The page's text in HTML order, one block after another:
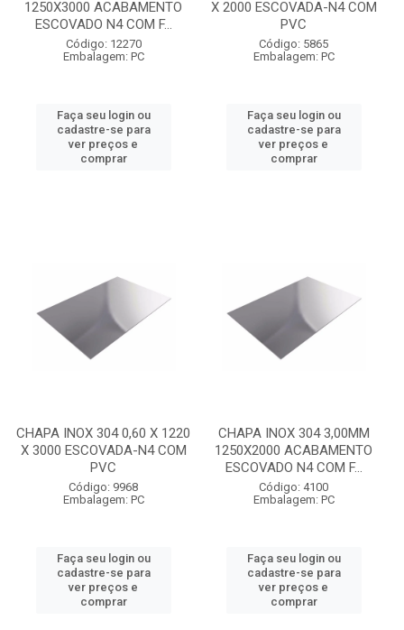
1250X3000 ACABAMENTO
ESCOVADO N4 COM F...
Código: 12270
Embalagem: PC
Faça seu login ou
cadastre-se para
ver preços e
comprar
X 2000 ESCOVADA-N4 COM
PVC
Código: 5865
Embalagem: PC
Faça seu login ou
cadastre-se para
ver preços e
comprar
CHAPA INOX 304 0,60 X 1220
X 3000 ESCOVADA-N4 COM
PVC
Código: 9968
Embalagem: PC
Faça seu login ou
cadastre-se para
ver preços e
comprar
CHAPA INOX 304 3,00MM
1250X2000 ACABAMENTO
ESCOVADO N4 COM F...
Código: 4100
Embalagem: PC
Faça seu login ou
cadastre-se para
ver preços e
comprar